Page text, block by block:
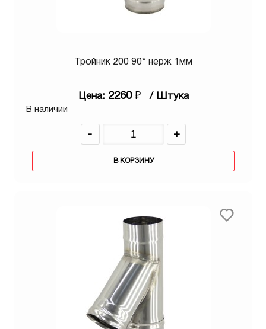
Тройник 200 90* нерж 1мм
Цена: 2260 ₽ / Штука
В наличии
- +
В КОРЗИНУ